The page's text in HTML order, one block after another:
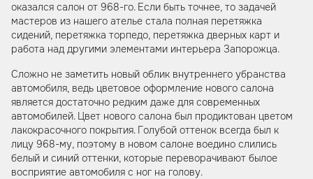
оказался салон от 968-го. Если быть точнее, то задачей
мастеров из нашего ателье стала полная перетяжка
сидений, перетяжка торпедо, перетяжка дверных карт и
работа над другими элементами интерьера Запорожца.
Сложно не заметить новый облик внутреннего убранства
автомобиля, ведь цветовое оформление нового салона
является достаточно редким даже для современных
автомобилей. Цвет нового салона был продиктован цветом
лакокрасочного покрытия. Голубой оттенок всегда был к
лицу 968-му, поэтому в новом салоне воедино слились
белый и синий оттенки, которые переворачивают былое
восприятие автомобиля с ног на голову.